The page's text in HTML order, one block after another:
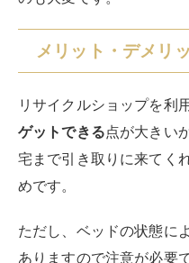
メリット・デメリ
リサイクルショップを利
ゲットできる点が大きい
宅まで引き取りに来てく
めです。
ただし、ベッドの状態に
ありますので注意が必要